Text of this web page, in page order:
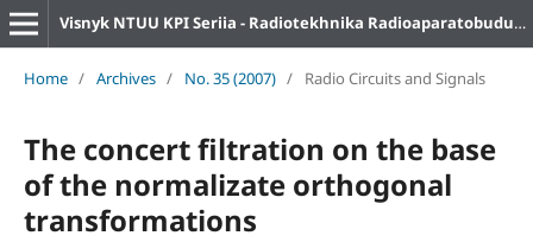
Visnyk NTUU KPI Seriia - Radiotekhnika Radioaparatobuduvannia
Home / Archives / No. 35 (2007) / Radio Circuits and Signals
The concert filtration on the base
of the normalizate orthogonal
transformations